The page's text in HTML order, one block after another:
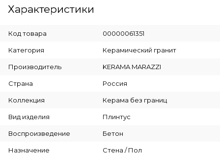
Характеристики
Код товара 00000061351
Категория Керамический гранит
Производитель KERAMA MARAZZI
Страна Россия
Коллекция Керама без границ
Вид изделия Плинтус
Воспроизведение Бетон
Назначение Стена / Пол